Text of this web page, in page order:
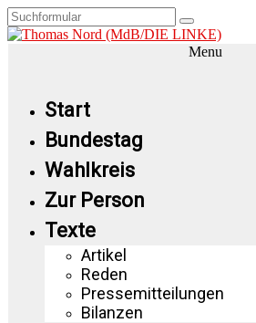
Menu
Start
Bundestag
Wahlkreis
Zur Person
Texte
Artikel
Reden
Pressemitteilungen
Bilanzen